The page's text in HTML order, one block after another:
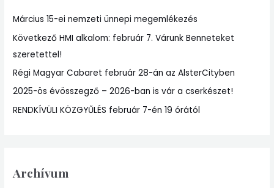
f
o
r
:
Március 15-ei nemzeti ünnepi megemlékezés
Következő HMI alkalom: február 7. Várunk Benneteket
szeretettel!
Régi Magyar Cabaret február 28-án az AlsterCityben
2025-ös évösszegző – 2026-ban is vár a cserkészet!
RENDKÍVÜLI KÖZGYŰLÉS február 7-én 19 órától
Archívum